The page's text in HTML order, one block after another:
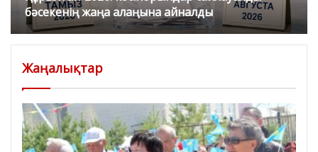
бәсекенің жаңа алаңына айналды
Жаңалықтар